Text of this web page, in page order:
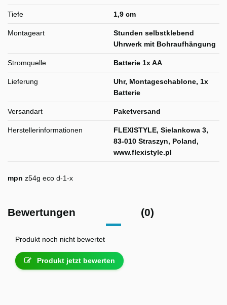
Tiefe 1,9 cm
Montageart
Stunden selbstklebend
Uhrwerk mit Bohraufhängung
Stromquelle Batterie 1x AA
Lieferung
Uhr, Montageschablone, 1x
Batterie
Versandart Paketversand
Herstellerinformationen
FLEXISTYLE, Sielankowa 3,
83-010 Straszyn, Poland,
www.flexistyle.pl
mpn z54g eco d-1-x
Bewertungen (0)
Produkt noch nicht bewertet
Produkt jetzt bewerten